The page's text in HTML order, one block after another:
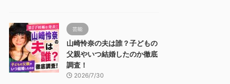
芸能
山崎怜奈の夫は誰？子どもの
父親やいつ結婚したのか徹底
調査！
2026/7/30